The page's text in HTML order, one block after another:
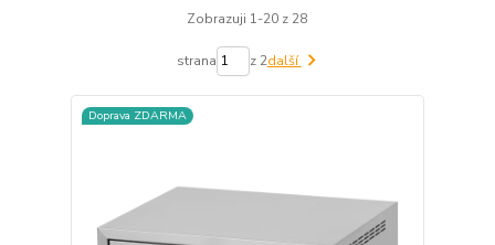
Zobrazuji 1-20 z 28
strana z 2další
Doprava ZDARMA